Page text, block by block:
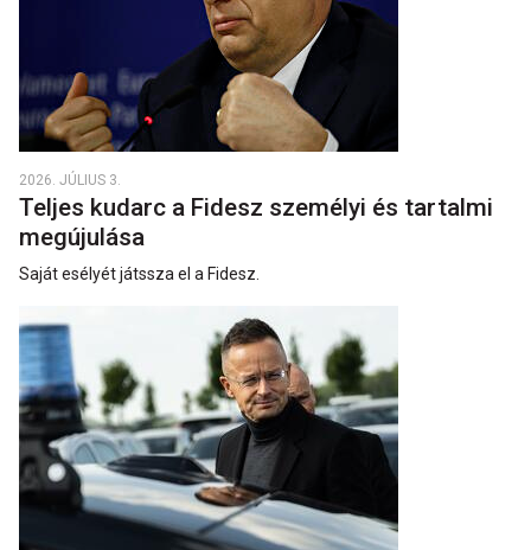
2026. JÚLIUS 3.
Teljes kudarc a Fidesz személyi és tartalmi
megújulása
Saját esélyét játssza el a Fidesz.